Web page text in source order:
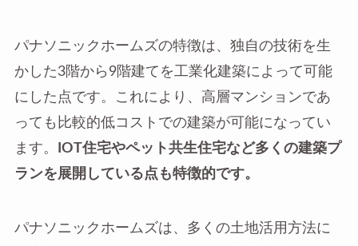
パナソニックホームズの特徴は、独自の技術を生
かした3階から9階建てを工業化建築によって可能
にした点です。これにより、高層マンションであ
っても比較的低コストでの建築が可能になってい
ます。
IOT住宅やペット共生住宅など多くの建築プ
ランを展開している点も特徴的です。
パナソニックホームズは、多くの土地活用方法に